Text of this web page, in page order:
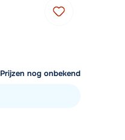
Prijzen nog onbekend